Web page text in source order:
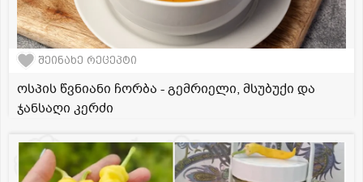
შეინახე რეცეპტი
ოსპის წვნიანი ჩორბა - გემრიელი, მსუბუქი და
ჯანსაღი კერძი